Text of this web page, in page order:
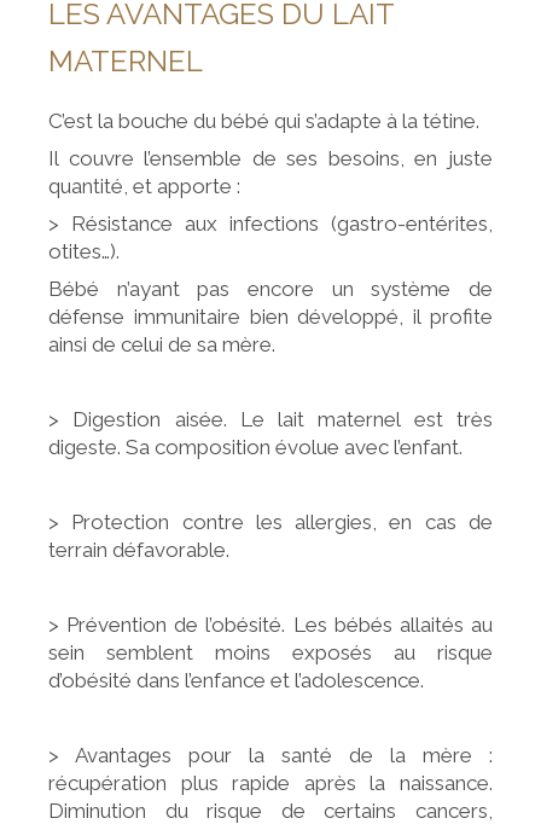
LES AVANTAGES DU LAIT
MATERNEL
C’est la bouche du bébé qui s’adapte à la tétine.
Il couvre l’ensemble de ses besoins, en juste
quantité, et apporte :
> Résistance aux infections (gastro-entérites,
otites…).
Bébé n’ayant pas encore un système de
défense immunitaire bien développé, il profite
ainsi de celui de sa mère.
> Digestion aisée. Le lait maternel est très
digeste. Sa composition évolue avec l’enfant.
> Protection contre les allergies, en cas de
terrain défavorable.
> Prévention de l’obésité. Les bébés allaités au
sein semblent moins exposés au risque
d’obésité dans l’enfance et l’adolescence.
> Avantages pour la santé de la mère :
récupération plus rapide après la naissance.
Diminution du risque de certains cancers,